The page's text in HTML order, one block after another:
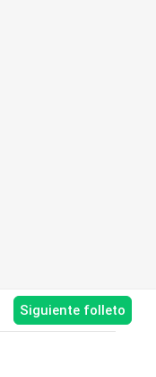
Siguiente folleto